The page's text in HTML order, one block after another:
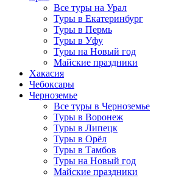
Все туры на Урал
Туры в Екатеринбург
Туры в Пермь
Туры в Уфу
Туры на Новый год
Майские праздники
Хакасия
Чебоксары
Черноземье
Все туры в Черноземье
Туры в Воронеж
Туры в Липецк
Туры в Орёл
Туры в Тамбов
Туры на Новый год
Майские праздники